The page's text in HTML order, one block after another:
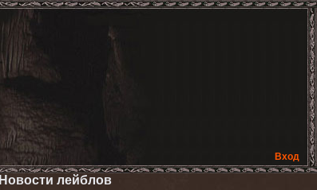
Вход
Новости лейблов